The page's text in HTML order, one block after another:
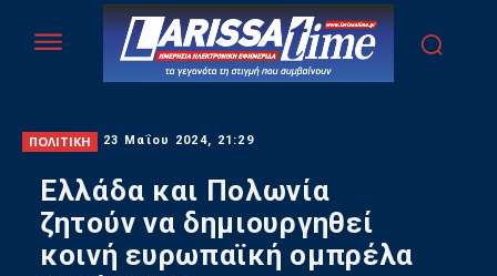
ΠΟΛΙΤΙΚΗ 23 Μαΐου 2024, 21:29
Ελλάδα και Πολωνία
ζητούν να δημιουργηθεί
κοινή ευρωπαϊκή ομπρέλα